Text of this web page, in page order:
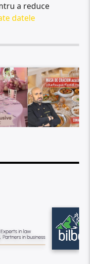
a reduce
datele